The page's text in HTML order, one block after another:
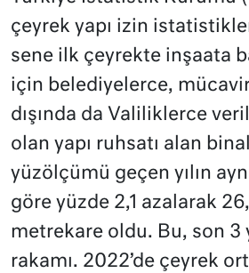
çeyrek yapı izin
sene ilk çeyrekte inşaata
için belediyelerce, mücavir
dışında da Valiliklerce
olan yapı ruhsatı alan
yüzölçümü geçen yılın
göre yüzde 2,1 azalarak
metrekare oldu. Bu, son 3
rakamı. 2022’de çeyrek